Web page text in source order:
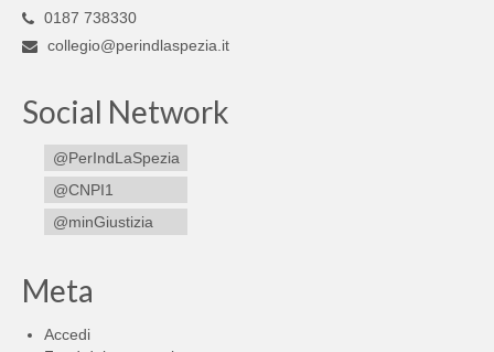
0187 738330
collegio@perindlaspezia.it
Social Network
@PerIndLaSpezia
@CNPI1
@minGiustizia
Meta
Accedi